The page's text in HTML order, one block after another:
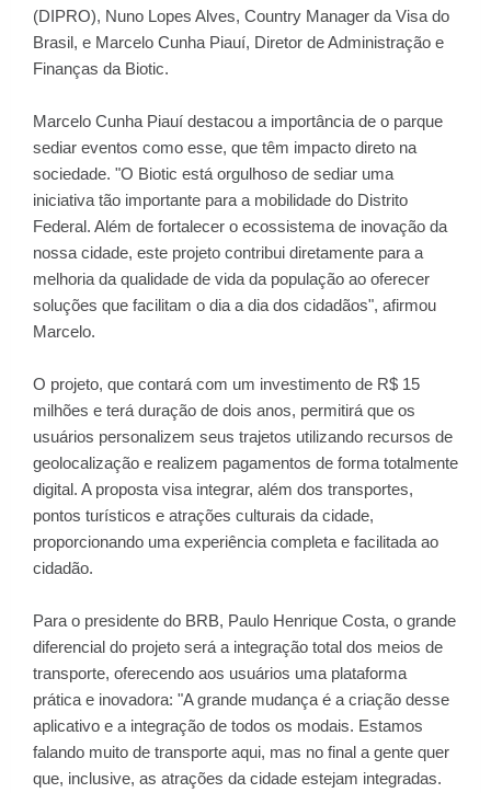
(DIPRO), Nuno Lopes Alves, Country Manager da Visa do
Brasil, e Marcelo Cunha Piauí, Diretor de Administração e
Finanças da Biotic.
Marcelo Cunha Piauí destacou a importância de o parque
sediar eventos como esse, que têm impacto direto na
sociedade. "O Biotic está orgulhoso de sediar uma
iniciativa tão importante para a mobilidade do Distrito
Federal. Além de fortalecer o ecossistema de inovação da
nossa cidade, este projeto contribui diretamente para a
melhoria da qualidade de vida da população ao oferecer
soluções que facilitam o dia a dia dos cidadãos", afirmou
Marcelo.
O projeto, que contará com um investimento de R$ 15
milhões e terá duração de dois anos, permitirá que os
usuários personalizem seus trajetos utilizando recursos de
geolocalização e realizem pagamentos de forma totalmente
digital. A proposta visa integrar, além dos transportes,
pontos turísticos e atrações culturais da cidade,
proporcionando uma experiência completa e facilitada ao
cidadão.
Para o presidente do BRB, Paulo Henrique Costa, o grande
diferencial do projeto será a integração total dos meios de
transporte, oferecendo aos usuários uma plataforma
prática e inovadora: "A grande mudança é a criação desse
aplicativo e a integração de todos os modais. Estamos
falando muito de transporte aqui, mas no final a gente quer
que, inclusive, as atrações da cidade estejam integradas.